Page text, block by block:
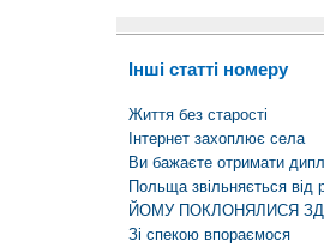
Інші статті номеру
Життя без старості
Інтернет захоплює села
Ви бажаєте отримати
Польща звільняється від
ЙОМУ ПОКЛОНЯЛИСЯ
Зі спекою впораємося